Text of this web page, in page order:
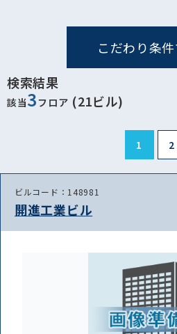
こだわり条
検索結果
該当3 フロア (21ビル)
1 2
ビルコード：148981
開進工業ビル